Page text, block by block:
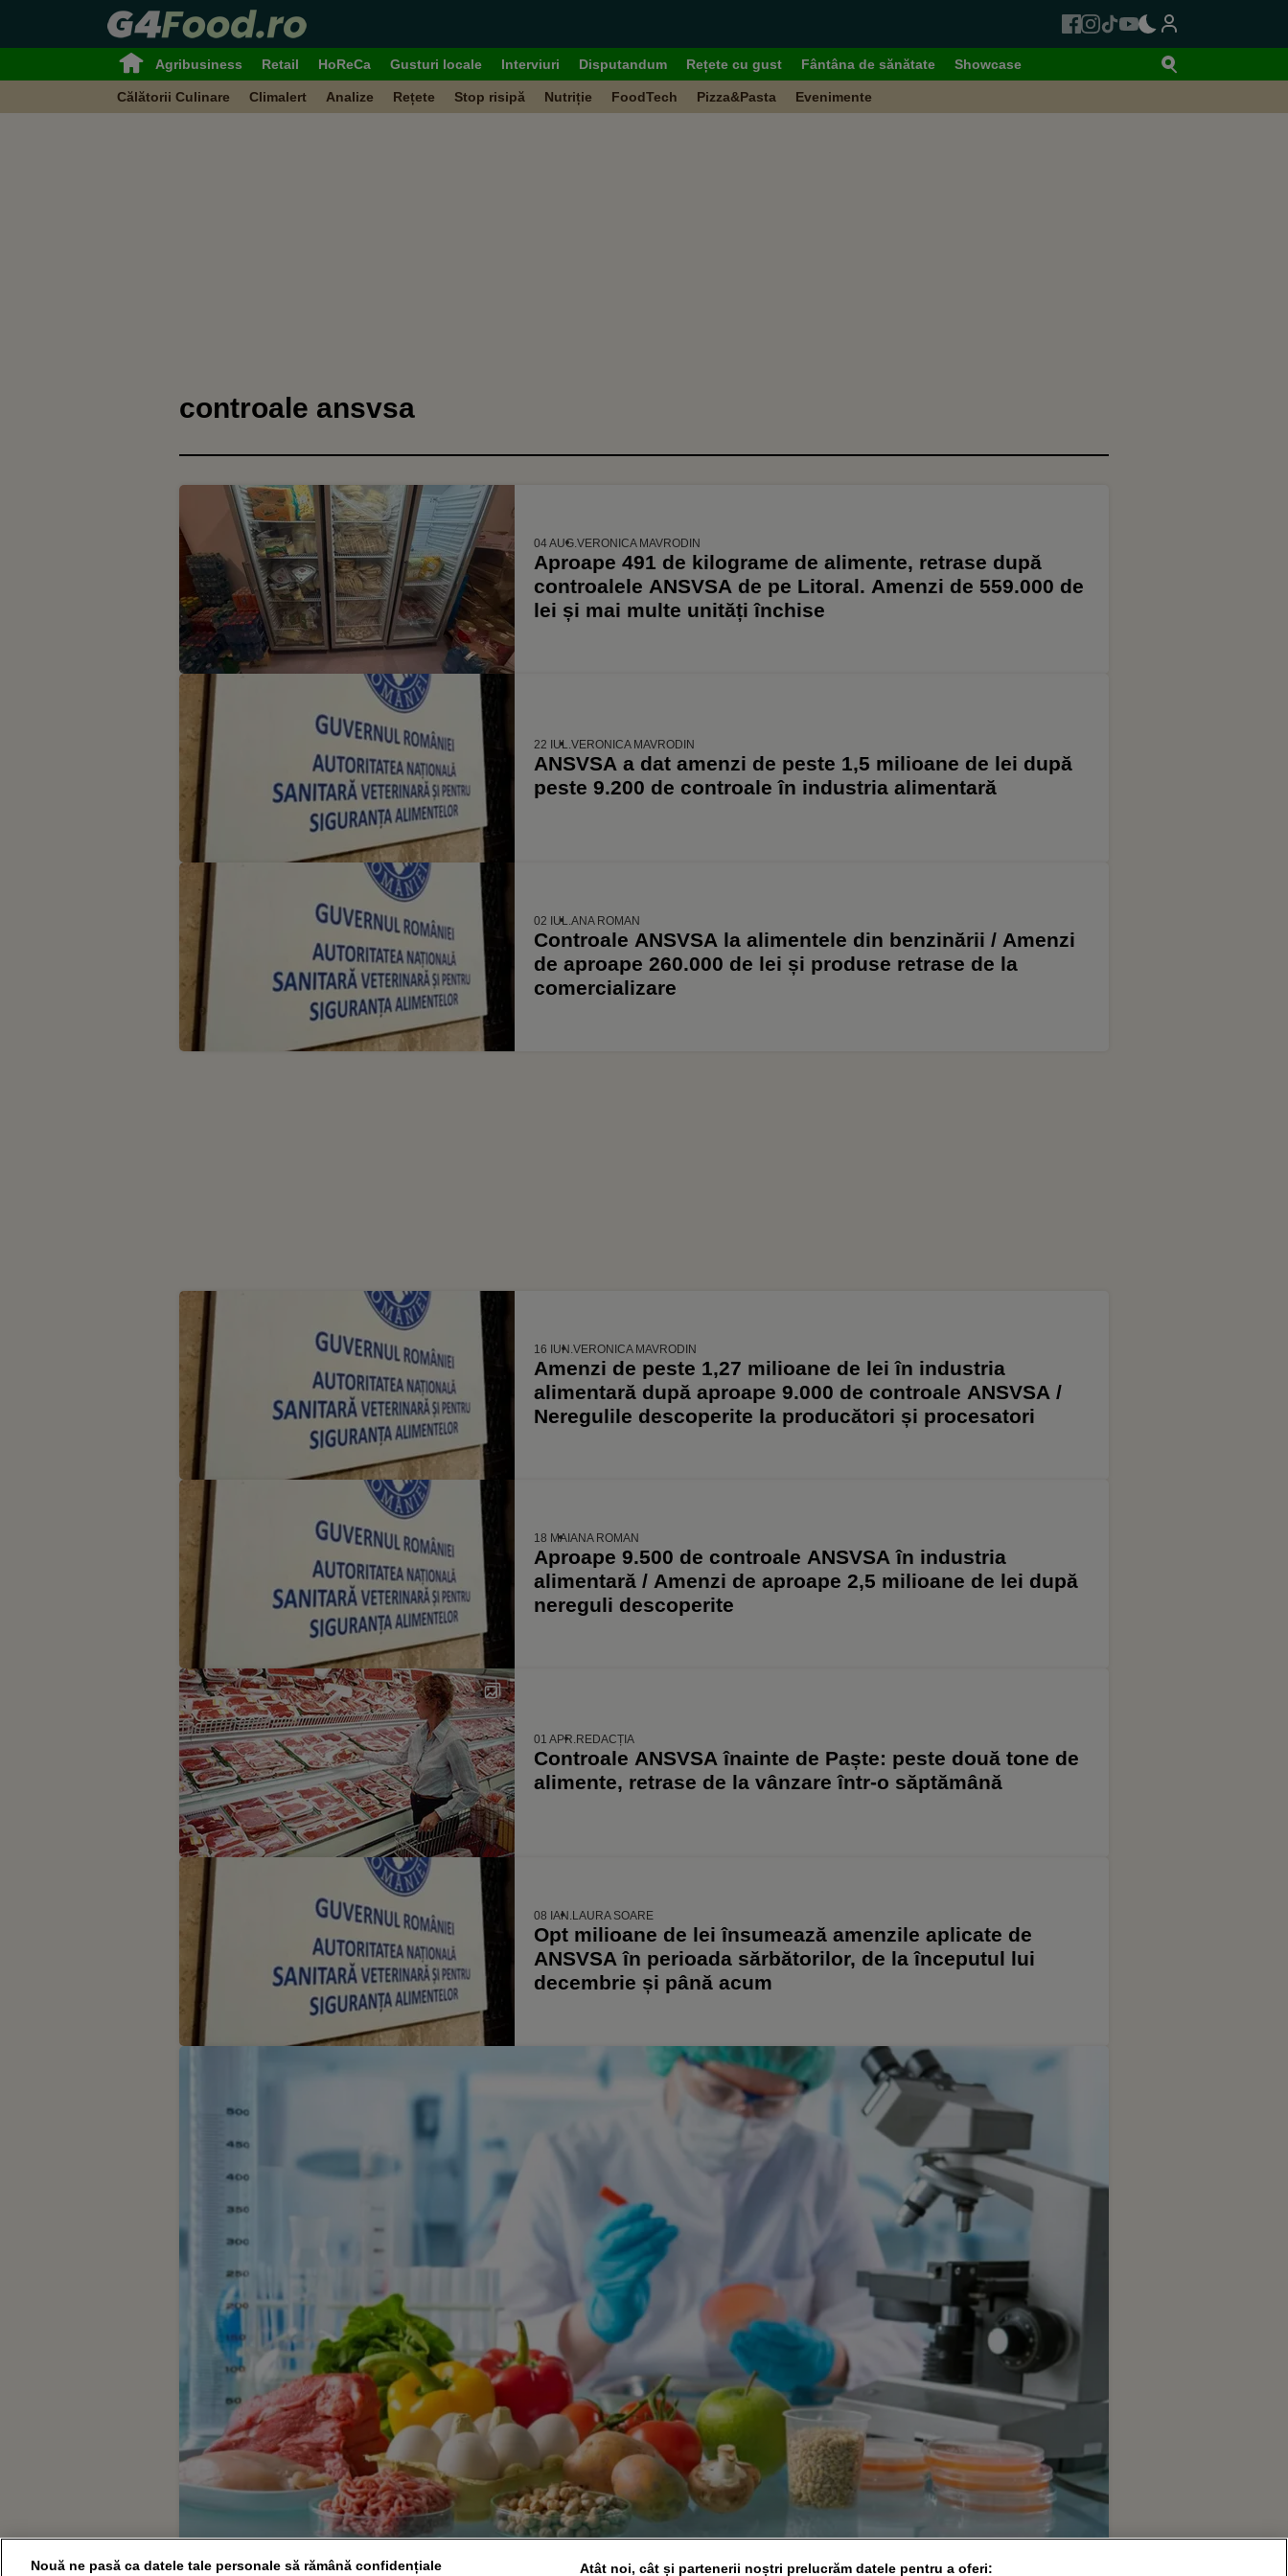
Agribusiness Retail HoReCa Gusturi locale Interviuri Disputandum Rețete cu gust Fântâna de sănătate Showcase
Călătorii Culinare Climalert Analize Rețete Stop risipă Nutriție FoodTech Pizza&Pasta Evenimente
controale ansvsa
04 AUG.VERONICA MAVRODIN
Aproape 491 de kilograme de alimente, retrase după
controalele ANSVSA de pe Litoral. Amenzi de 559.000 de
lei și mai multe unități închise
22 IUL. VERONICA MAVRODIN
ANSVSA a dat amenzi de peste 1,5 milioane de lei după
peste 9.200 de controale în industria alimentară
02 IUL.ANA ROMAN
Controale ANSVSA la alimentele din benzinării / Amenzi
de aproape 260.000 de lei și produse retrase de la
comercializare
16 IUN.VERONICA MAVRODIN
Amenzi de peste 1,27 milioane de lei în industria
alimentară după aproape 9.000 de controale ANSVSA /
Neregulile descoperite la producători și procesatori
18 MAI ANA ROMAN
Aproape 9.500 de controale ANSVSA în industria
alimentară / Amenzi de aproape 2,5 milioane de lei după
nereguli descoperite
01 APR. REDACȚIA
Controale ANSVSA înainte de Paște: peste două tone de
alimente, retrase de la vânzare într-o săptămână
08 IAN.LAURA SOARE
Opt milioane de lei însumează amenzile aplicate de
ANSVSA în perioada sărbătorilor, de la începutul lui
decembrie și până acum
Nouă ne pasă ca datele tale personale să rămână confidențiale Atât noi, cât și partenerii noștri prelucrăm datele pentru a oferi: